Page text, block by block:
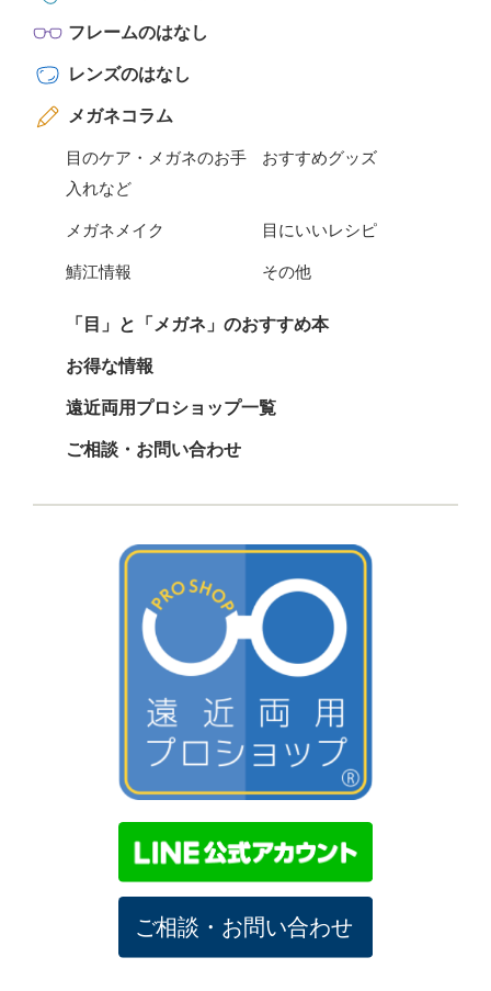
フレームのはなし
レンズのはなし
メガネコラム
目のケア・メガネのお手
入れなど
おすすめグッズ
メガネメイク 目にいいレシピ
鯖江情報 その他
「目」と「メガネ」のおすすめ本
お得な情報
遠近両用プロショップ一覧
ご相談・お問い合わせ